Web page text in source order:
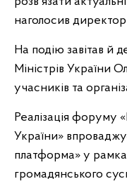
наголосив
На подію завітав й
Міністрів України
учасників та
Реалізація форуму
України»
платформа» у
громадянського